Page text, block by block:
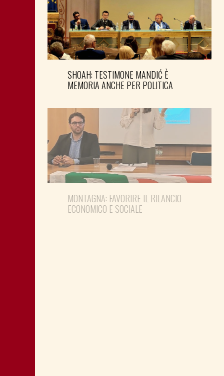
SHOAH: TESTIMONE MANDIĆ È
MEMORIA ANCHE PER POLITICA
MONTAGNA: FAVORIRE IL RILANCIO
ECONOMICO E SOCIALE